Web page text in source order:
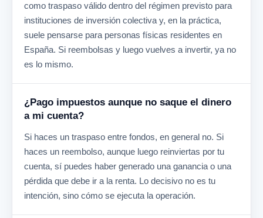
como traspaso válido dentro del régimen previsto para
instituciones de inversión colectiva y, en la práctica,
suele pensarse para personas físicas residentes en
España. Si reembolsas y luego vuelves a invertir, ya no
es lo mismo.
¿Pago impuestos aunque no saque el dinero
a mi cuenta?
Si haces un traspaso entre fondos, en general no. Si
haces un reembolso, aunque luego reinviertas por tu
cuenta, sí puedes haber generado una ganancia o una
pérdida que debe ir a la renta. Lo decisivo no es tu
intención, sino cómo se ejecuta la operación.